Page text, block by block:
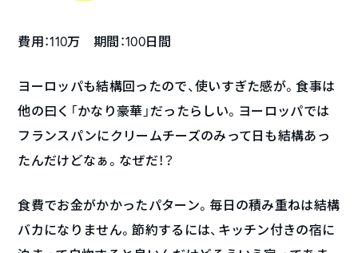
費用：110万 期間：100日間
ヨーロッパも結構回ったので、使いすぎた感が。食事は
他の曰く「かなり豪華」だったらしい。ヨーロッパでは
フランスパンにクリームチーズのみって日も結構あっ
たんだけどなぁ。なぜだ！？
食費でお金がかかったパターン。毎日の積み重ねは結構
バカになりません。節約するには、キッチン付きの宿に